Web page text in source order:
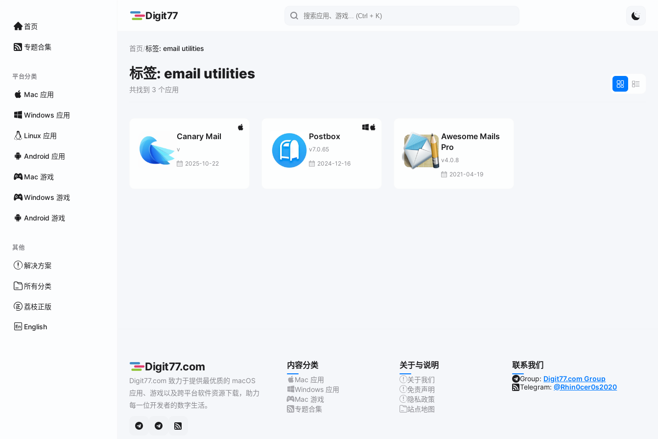
首页
专题合集
平台分类
Mac 应用
Windows 应用
Linux 应用
Android 应用
Mac 游戏
Windows 游戏
Android 游戏
其他
解决方案
所有分类
荔枝正版
English
Digit77
首页/标签: email utilities
标签: email utilities
共找到 3 个应用
Canary Mail
v
2025-10-22
Postbox
v7.0.65
2024-12-16
Awesome Mails
Pro
v4.0.8
2021-04-19
Digit77.com
Digit77.com 致力于提供最优质的 macOS
应用、游戏以及跨平台软件资源下载，助力
每一位开发者的数字生活。
内容分类
Mac 应用
Windows 应用
Mac 游戏
专题合集
关于与说明
关于我们
免责声明
隐私政策
站点地图
联系我们
Group: Digit77.com Group
Telegram:@Rhin0cer0s2020